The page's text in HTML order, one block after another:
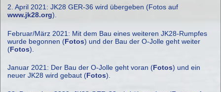
2. April 2021: JK28 GER-36 wird übergeben (Fotos auf
www.jk28.org).
Februar/März 2021: Mit dem Bau eines weiteren JK28-Rumpfes
wurde begonnen (Fotos) und der Bau der O-Jolle geht weiter
(Fotos).
Januar 2021: Der Bau der O-Jolle geht voran (Fotos) und ein
neuer JK28 wird gebaut (Fotos).